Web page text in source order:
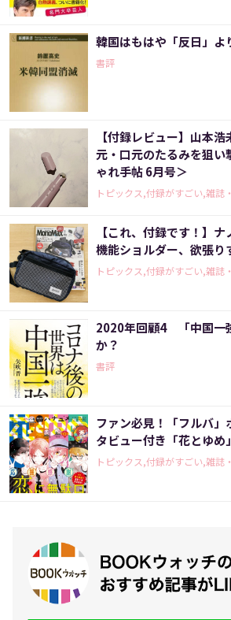
韓国はもはや「反日」よ
書評
【付録レビュー】山本
元・口元のたるみを狙い
ゃれ手帖 6月号＞
トピックス,付録がすごい,雑誌
【これ、付録です！】
機能ショルダー、欲張り
トピックス,付録がすごい,雑誌
2020年回顧4 「中国一
か？
書評
ファン必見！「フルバ」
タビュー付き「花とゆめ
トピックス,付録がすごい,雑誌